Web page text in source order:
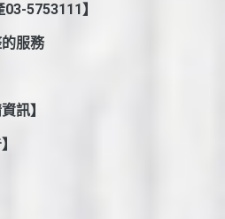
5753111】
服務
訊】